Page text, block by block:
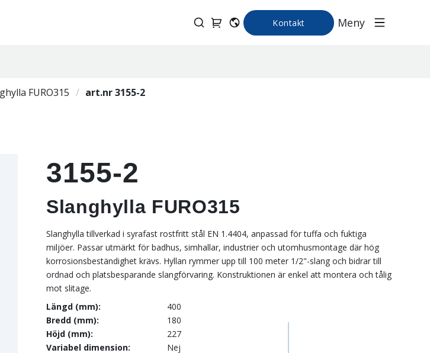
Kontakt Meny
FURO315 art.nr 3155-2
3155-2
Slanghylla FURO315
Slanghylla tillverkad i syrafast rostfritt stål EN 1.4404, anpassad för tuffa och fuktiga
miljöer. Passar utmärkt för badhus, simhallar, industrier och utomhusmontage där hög
korrosionsbeständighet krävs. Hyllan rymmer upp till 100 meter 1/2"-slang och bidrar till
ordnad och platsbesparande slangförvaring. Konstruktionen är enkel att montera och tålig
mot slitage.
Längd (mm):
400
Bredd (mm):
180
Höjd (mm):
227
Variabel dimension:
Nej